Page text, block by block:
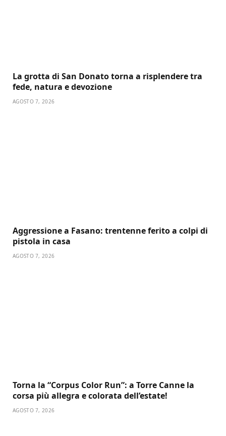
La grotta di San Donato torna a risplendere tra
fede, natura e devozione
AGOSTO 7, 2026
Aggressione a Fasano: trentenne ferito a colpi di
pistola in casa
AGOSTO 7, 2026
Torna la “Corpus Color Run”: a Torre Canne la
corsa più allegra e colorata dell’estate!
AGOSTO 7, 2026